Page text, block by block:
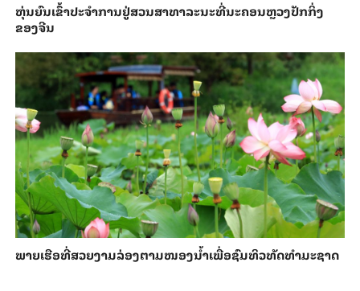
​ຫຸ່ນ​ຍົນ​ເຂົ້າ​ປະ​ຈຳ​ການ​ຢູ່​ສວນ​ສາ​ທາ​ລະ​ນະ​ທີ່​ນະ​ຄອນຫຼວງ​ປັກ​ກິ່ງ​
ຂອງ​ຈີນ
ພາຍ​ເຮືອທີ່​ສວຍ​ງາມ​ລ່ອງ​ຕາມ​​ໜອງນ້ຳ​​ເພື່ອ​ຊົມ​ທິວ​ທັດ​ທຳ​ມະ​ຊາດ